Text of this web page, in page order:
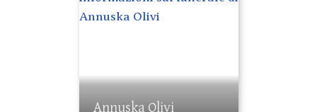
Annuska Olivi